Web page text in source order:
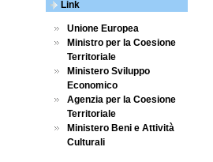
Link
Unione Europea
Ministro per la Coesione
Territoriale
Ministero Sviluppo
Economico
Agenzia per la Coesione
Territoriale
Ministero Beni e Attività
Culturali